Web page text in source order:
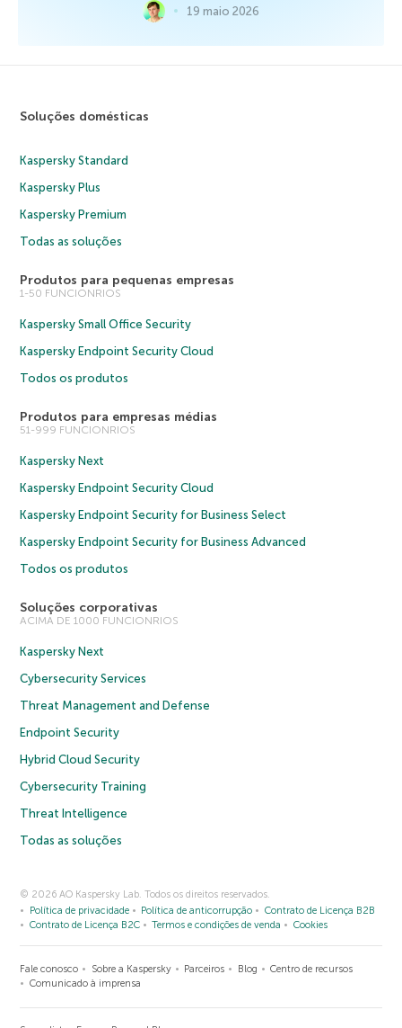
19 maio 2026
Soluções domésticas
Kaspersky Standard
Kaspersky Plus
Kaspersky Premium
Todas as soluções
Produtos para pequenas empresas
1-50 FUNCIONRIOS
Kaspersky Small Office Security
Kaspersky Endpoint Security Cloud
Todos os produtos
Produtos para empresas médias
51-999 FUNCIONRIOS
Kaspersky Next
Kaspersky Endpoint Security Cloud
Kaspersky Endpoint Security for Business Select
Kaspersky Endpoint Security for Business Advanced
Todos os produtos
Soluções corporativas
ACIMA DE 1000 FUNCIONRIOS
Kaspersky Next
Cybersecurity Services
Threat Management and Defense
Endpoint Security
Hybrid Cloud Security
Cybersecurity Training
Threat Intelligence
Todas as soluções
© 2026 AO Kaspersky Lab. Todos os direitos reservados.
Política de privacidade
Política de anticorrupção
Contrato de Licença B2B
Contrato de Licença B2C
Termos e condições de venda Cookies
Fale conosco Sobre a Kaspersky Parceiros Blog
Centro de recursos
Comunicado à imprensa